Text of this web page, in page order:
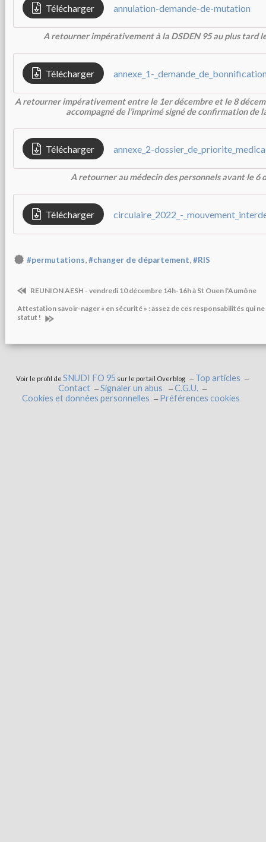
Télécharger annulation-demande-de-mutation
A retourner impérativement à la DSDEN 95 au plus tard
Télécharger annexe_1-
A retourner impérativement entre le 1er décembre et le 8
accompagné de l’imprimé signé de confirmation de
Télécharger
A retourner au médecin des personnels avant le 6
Télécharger circulaire_2022_-
#permutations,#changer de département,#RIS
REUNION AESH - vendredi 10 décembre 14h-16h à St Ouen l'Aumône
Attestation savoir-nager « en sécurité » : assez de ces responsabilités qui
statut !
Voir le profil deSNUDI FO 95 sur le portail Overblog
Top articles
Contact
Signaler un abus
C.G.U.
Cookies et données personnelles
Préférences cookies